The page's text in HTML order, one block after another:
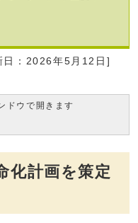
日：2026年5月12日]
ドウで開きます
化計画を策定